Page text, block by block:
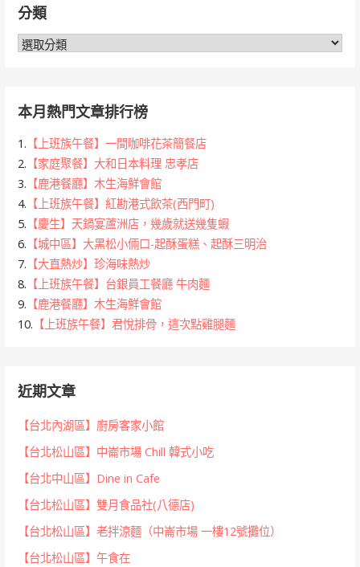
字:分類
分
本月熱門文章排行榜
1. 【上班族午餐】一間咖啡花茶簡餐店
2. 【家庭聚餐】大和日本料理 忠孝店
3. 【鹿港餐廳】木生海鮮會館
4. 【上班族午餐】紅勘港式飲茶(西門町)
5. 【慶生】天鍋宴蘆洲店，幾歲就送幾隻蝦
6. 【城中區】大黑松小倆口-起酥蛋糕、起酥三明治
7. 【大直熱炒】珍海味熱炒
8. 【上班族午餐】台銀員工餐廳 牛肉麵
9. 【鹿港餐廳】木生海鮮會館
10. 【上班族午餐】君悅排骨，這次點雞腿麵
近期文章
【台北內湖區】廚房客家小館
【台北松山區】中崙市場 Chill 韓式小吃
【台北中山區】Dine in Cafe
【台北松山區】雙月食品社(八德店)
【台北松山區】老拌涼麵（中崙市場 一樓12號攤位）
【台北松山區】午食在